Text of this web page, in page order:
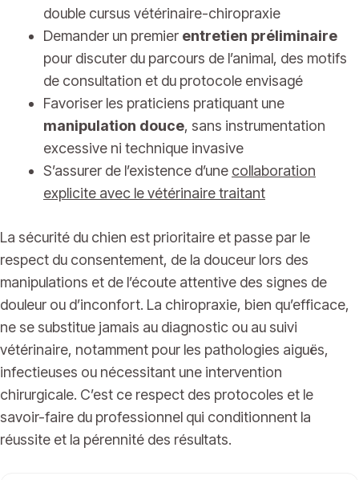
double cursus vétérinaire-chiropraxie
Demander un premier entretien préliminaire
pour discuter du parcours de l’animal, des motifs
de consultation et du protocole envisagé
Favoriser les praticiens pratiquant une
manipulation douce, sans instrumentation
excessive ni technique invasive
S’assurer de l’existence d’une collaboration
explicite avec le vétérinaire traitant
La sécurité du chien est prioritaire et passe par le
respect du consentement, de la douceur lors des
manipulations et de l’écoute attentive des signes de
douleur ou d’inconfort. La chiropraxie, bien qu’efficace,
ne se substitue jamais au diagnostic ou au suivi
vétérinaire, notamment pour les pathologies aiguës,
infectieuses ou nécessitant une intervention
chirurgicale. C’est ce respect des protocoles et le
savoir-faire du professionnel qui conditionnent la
réussite et la pérennité des résultats.